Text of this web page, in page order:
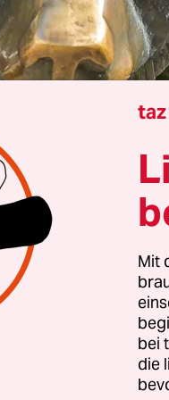
Mulke
die
Die angedrohten
aller Ökonomen
in den USA
wenn
die Verbraucher
wie Apple,
taz
Mit
bei
die